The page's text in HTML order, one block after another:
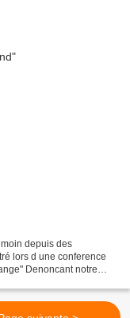
depuis des
lors d une conference
Denoncant notre